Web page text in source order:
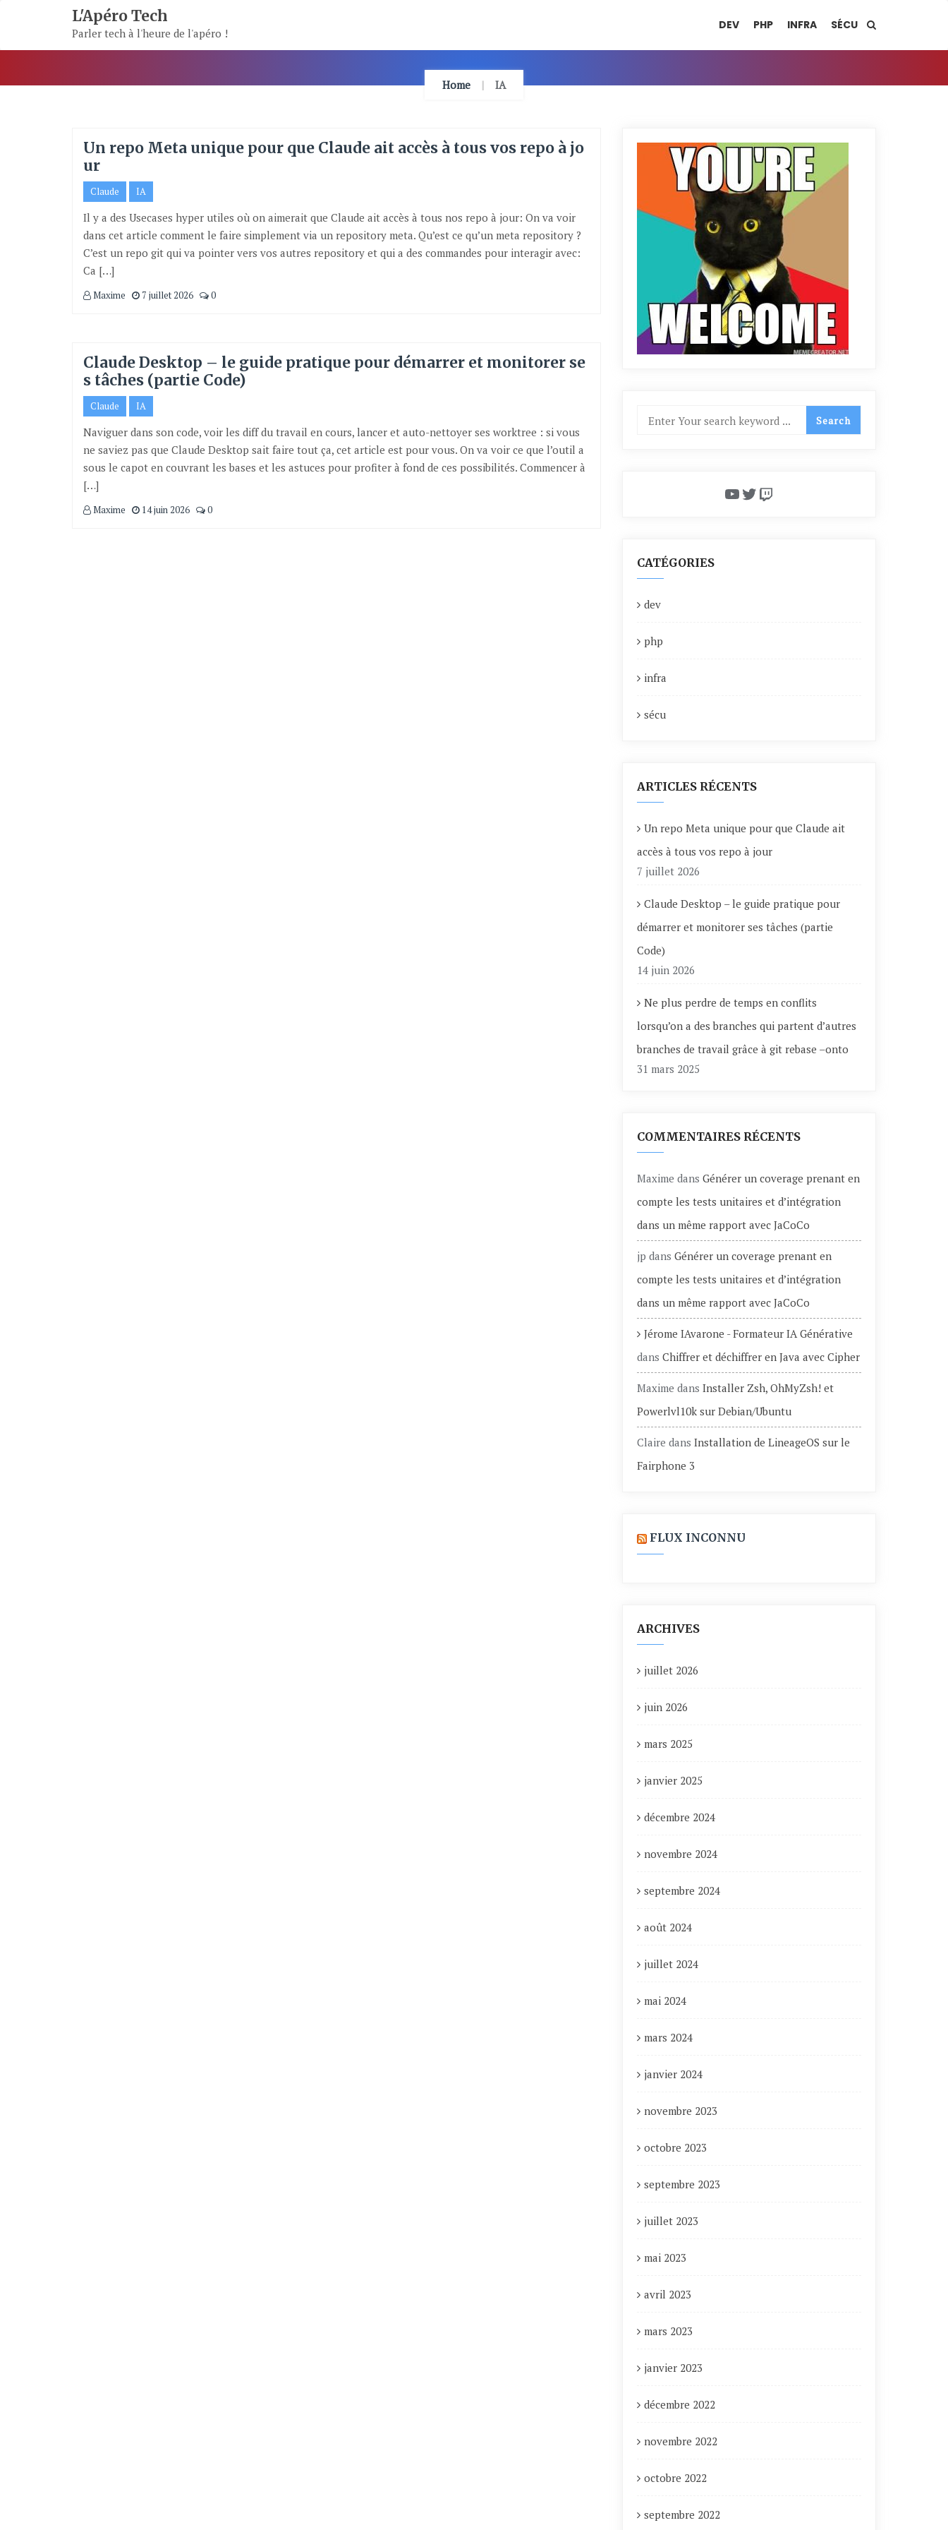
L'Apéro Tech
Parler tech à l'heure de l'apéro !
DEV PHP INFRA SÉCU
Home IA
Un repo Meta unique pour que Claude ait accès à tous vos repo à jo
ur
Claude IA
Il y a des Usecases hyper utiles où on aimerait que Claude ait accès à tous nos repo à jour: On va voir
dans cet article comment le faire simplement via un repository meta. Qu’est ce qu’un meta repository ?
C’est un repo git qui va pointer vers vos autres repository et qui a des commandes pour interagir avec:
Ca […]
Maxime 7 juillet 2026 0
Claude Desktop – le guide pratique pour démarrer et monitorer se
s tâches (partie Code)
Claude IA
Naviguer dans son code, voir les diff du travail en cours, lancer et auto-nettoyer ses worktree : si vous
ne saviez pas que Claude Desktop sait faire tout ça, cet article est pour vous. On va voir ce que l’outil a
sous le capot en couvrant les bases et les astuces pour profiter à fond de ces possibilités. Commencer à
[…]
Maxime 14 juin 2026 0
YouTube
Twitter
Twitch
CATÉGORIES
dev
php
infra
sécu
ARTICLES RÉCENTS
Un repo Meta unique pour que Claude ait
accès à tous vos repo à jour
7 juillet 2026
Claude Desktop – le guide pratique pour
démarrer et monitorer ses tâches (partie
Code)
14 juin 2026
Ne plus perdre de temps en conflits
lorsqu’on a des branches qui partent d’autres
branches de travail grâce à git rebase –onto
31 mars 2025
COMMENTAIRES RÉCENTS
Maxime dans Générer un coverage prenant en
compte les tests unitaires et d’intégration
dans un même rapport avec JaCoCo
jp dans Générer un coverage prenant en
compte les tests unitaires et d’intégration
dans un même rapport avec JaCoCo
Jérome IAvarone - Formateur IA Générative
dans Chiffrer et déchiffrer en Java avec Cipher
Maxime dans Installer Zsh, OhMyZsh! et
Powerlvl10k sur Debian/Ubuntu
Claire dans Installation de LineageOS sur le
Fairphone 3
FLUX INCONNU
ARCHIVES
juillet 2026
juin 2026
mars 2025
janvier 2025
décembre 2024
novembre 2024
septembre 2024
août 2024
juillet 2024
mai 2024
mars 2024
janvier 2024
novembre 2023
octobre 2023
septembre 2023
juillet 2023
mai 2023
avril 2023
mars 2023
janvier 2023
décembre 2022
novembre 2022
octobre 2022
septembre 2022